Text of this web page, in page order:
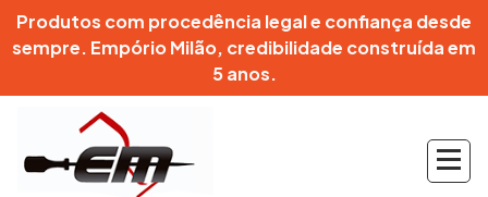
PularProdutos com procedência legal e confiança desde
sempre. Empório Milão, credibilidade construída em
5 anos.